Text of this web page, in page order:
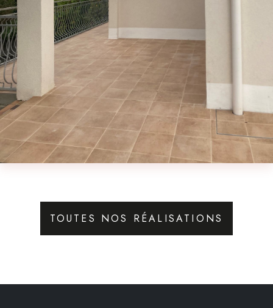
TOUTES NOS RÉALISATIONS